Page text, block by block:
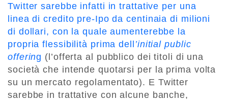
Twitter sarebbe infatti in trattative per una
linea di credito pre-Ipo da centinaia di milioni
di dollari, con la quale aumenterebbe la
propria flessibilità prima dell ’initial public
offering (l’offerta al pubblico dei titoli di una
società che intende quotarsi per la prima volta
su un mercato regolamentato). E Twitter
sarebbe in trattative con alcune banche,